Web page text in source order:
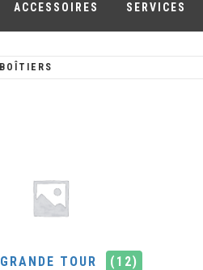
ACCESSOIRES SERVICES
BOÎTIERS
GRANDE TOUR (12)